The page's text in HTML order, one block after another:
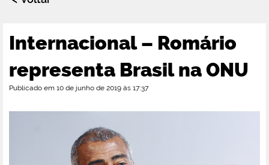
Internacional – Romário
representa Brasil na ONU
Publicado em 10 de junho de 2019 às 17:37